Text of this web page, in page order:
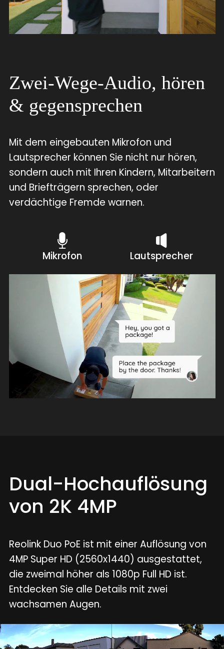
Zwei-Wege-Audio, hören
& gegensprechen
Mit dem eingebauten Mikrofon und
Lautsprecher können Sie nicht nur hören,
sondern auch mit Ihren Kindern, Mitarbeitern
und Briefträgern sprechen, oder
verdächtige Fremde warnen.
Mikrofon Lautsprecher
Dual-Hochauflösung
von 2K 4MP
Reolink Duo PoE ist mit einer Auflösung von
4MP Super HD (2560x1440) ausgestattet,
die zweimal höher als 1080p Full HD ist.
Entdecken Sie alle Details mit zwei
wachsamen Augen.